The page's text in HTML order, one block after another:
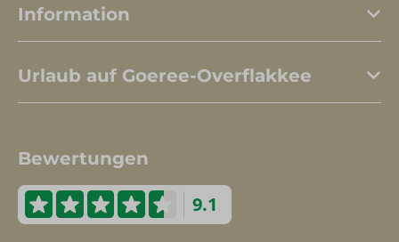
Information
Urlaub auf Goeree-Overflakkee
Bewertungen
9.1